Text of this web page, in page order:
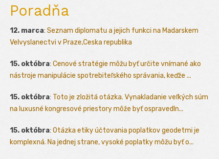
Poradňa
12. marca: Seznam diplomatu a jejich funkci na Madarskem
Velvyslanectvi v Praze,Ceska republika
15. októbra: Cenové stratégie môžu byť určite vnímané ako
nástroje manipulácie spotrebiteľského správania, keďže ...
15. októbra: Toto je zložitá otázka. Vynakladanie veľkých súm
na luxusné kongresové priestory môže byť ospravedln...
15. októbra: Otázka etiky účtovania poplatkov geodetmi je
komplexná. Na jednej strane, vysoké poplatky môžu byť o...